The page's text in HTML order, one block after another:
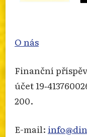
O nás
Finanční
účet
200.
E-mail: